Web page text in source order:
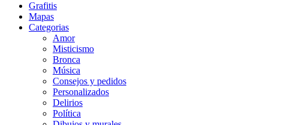
Grafitis
Mapas
Categorias
Amor
Misticismo
Bronca
Música
Consejos y pedidos
Personalizados
Delirios
Política